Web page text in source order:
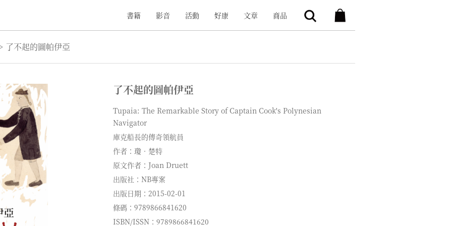
書籍 影音 活動 好康 文章 商品
了不起的圖帕伊亞
了不起的圖帕伊亞
Tupaia: The Remarkable Story of Captain Cook's Polynesian
Navigator
庫克船長的傳奇領航員
作者：瓊．楚特
原文作者：Joan Druett
出版社：NB專案
出版日期：2015-02-01
條碼：9789866841620
ISBN/ISSN：9789866841620